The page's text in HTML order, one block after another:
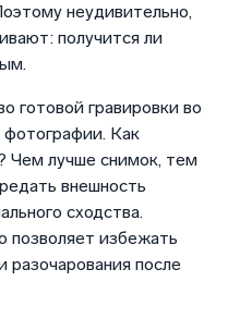
неудивительно,
получится ли
готовой гравировки во
фотографии. Как
Чем лучше снимок, тем
внешность
сходства.
позволяет избежать
после